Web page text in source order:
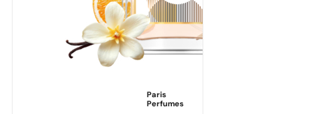
Paris
Perfumes